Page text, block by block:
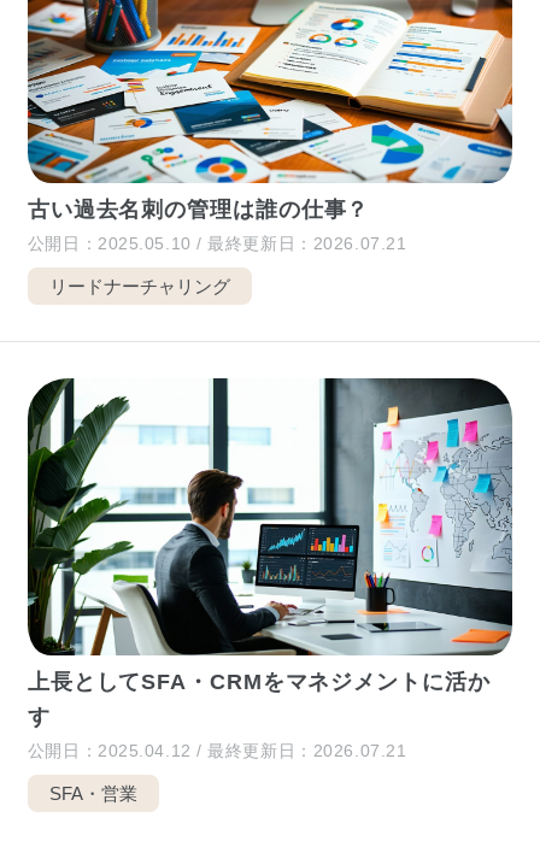
古い過去名刺の管理は誰の仕事？
公開日：2025.05.10 / 最終更新日：2026.07.21
リードナーチャリング
上長としてSFA・CRMをマネジメントに活か
す
公開日：2025.04.12 / 最終更新日：2026.07.21
SFA・営業